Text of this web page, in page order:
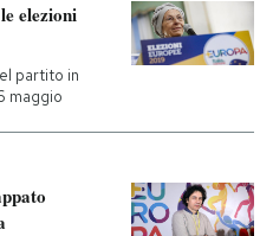
elezioni
partito in
maggio